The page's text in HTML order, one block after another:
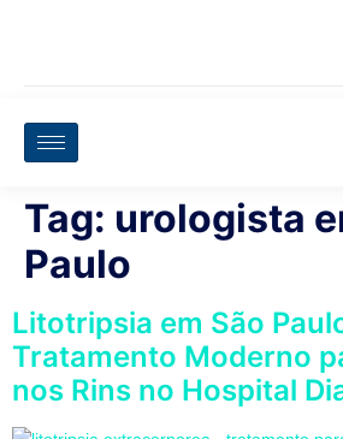
Tag: urologista
Paulo
Litotripsia em São
Tratamento Moderno
nos Rins no Hospital